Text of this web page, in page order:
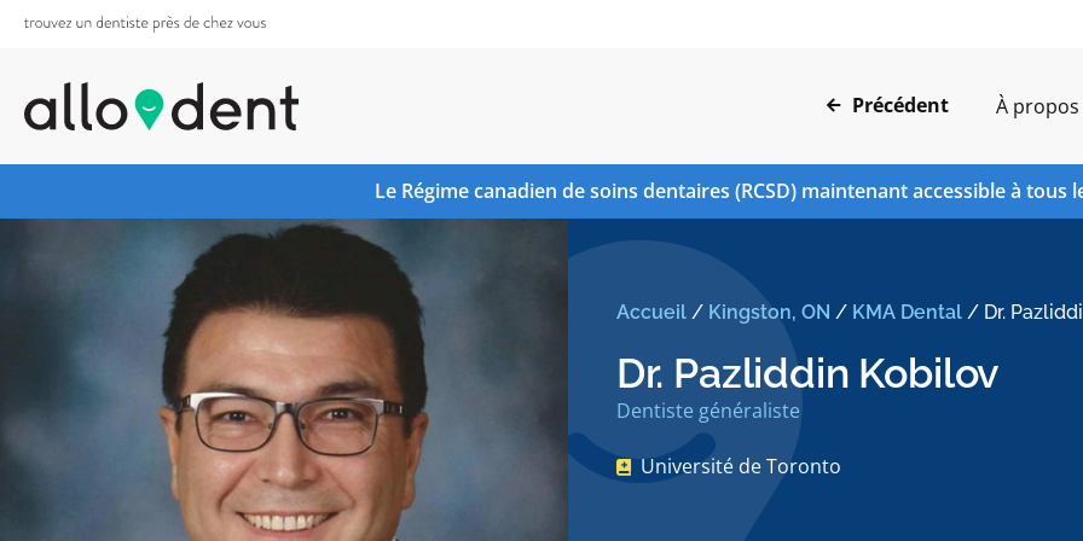
Précédent À propos
Le Régime canadien de soins dentaires (RCSD) maintenant accessible à tous
Accueil/ Kingston, ON / KMA Dental/ Dr.
Dr. Pazliddin Kobilov
Dentiste généraliste
Université de Toronto